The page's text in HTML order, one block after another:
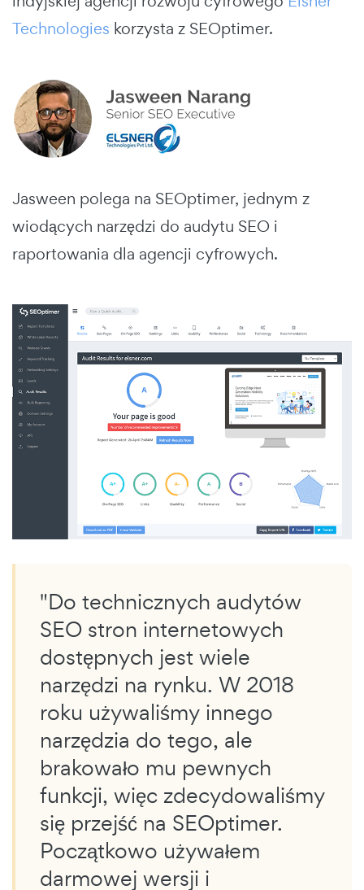
Technologies korzysta z SEOptimer.
Jasween polega na SEOptimer, jednym z
wiodących narzędzi do audytu SEO i
raportowania dla agencji cyfrowych.
"Do technicznych audytów
SEO stron internetowych
dostępnych jest wiele
narzędzi na rynku. W 2018
roku używaliśmy innego
narzędzia do tego, ale
brakowało mu pewnych
funkcji, więc zdecydowaliśmy
się przejść na SEOptimer.
Początkowo używałem
darmowej wersji i